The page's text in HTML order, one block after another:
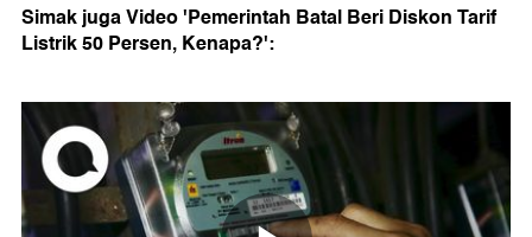
Simak juga Video 'Pemerintah Batal Beri Diskon Tarif
Listrik 50 Persen, Kenapa?':